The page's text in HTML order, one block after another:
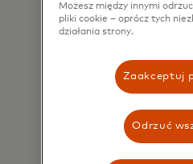
I acknowledge
data will be
accordance with
Mastercard’s
By submitting
confirm that I
to the
Możesz między innymi
pliki cookie – oprócz tych
działania strony.
Zaakceptuj
Odrzuć